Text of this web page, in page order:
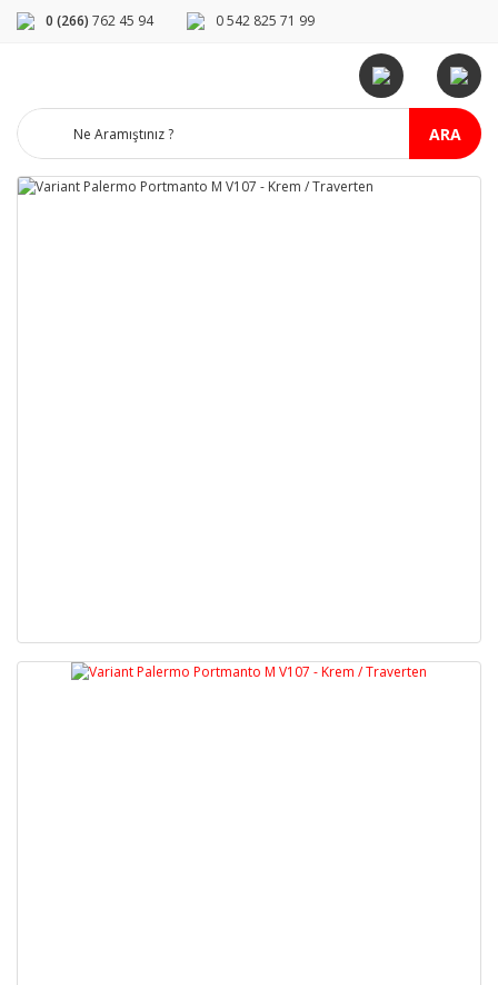
0 (266) 762 45 94 0 542 825 71 99
ARA